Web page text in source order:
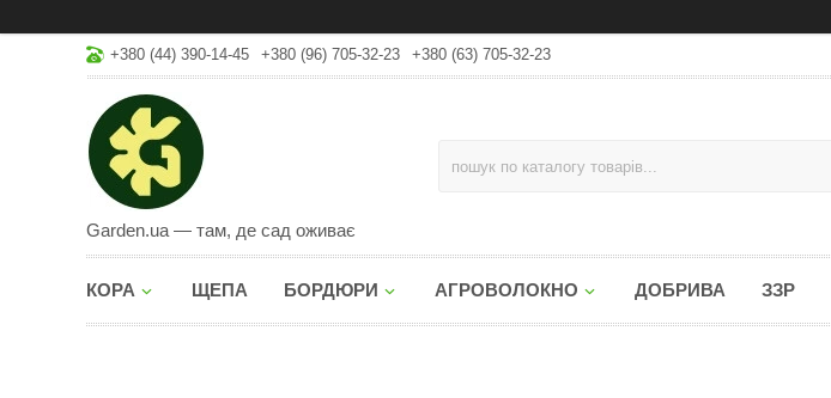
+380 (44) 390-14-45 +380 (96) 705-32-23 +380 (63) 705-32-23
Garden.ua — там, де сад оживає
КОРА ЩЕПА БОРДЮРИ АГРОВОЛОКНО ДОБРИВА ЗЗР